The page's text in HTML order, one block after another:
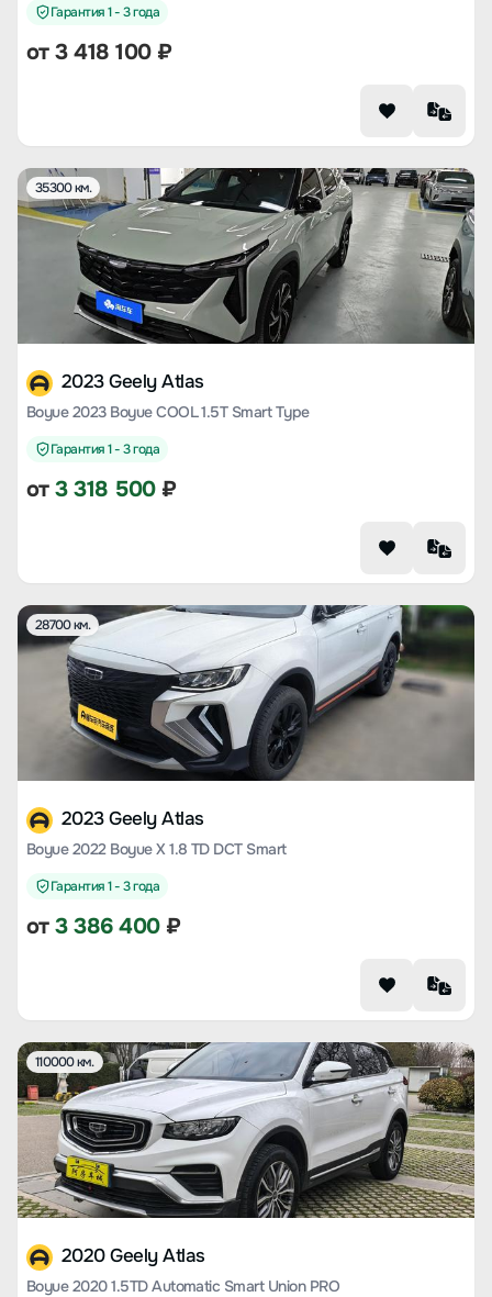
Гарантия 1 - 3 года
от3 418 100₽
35300 км.
2023 Geely Atlas
Boyue 2023 Boyue COOL 1.5T Smart Type
Гарантия 1 - 3 года
от3 318 500₽
28700 км.
2023 Geely Atlas
Boyue 2022 Boyue X 1.8 TD DCT Smart
Гарантия 1 - 3 года
от3 386 400₽
110000 км.
2020 Geely Atlas
Boyue 2020 1.5TD Automatic Smart Union PRO